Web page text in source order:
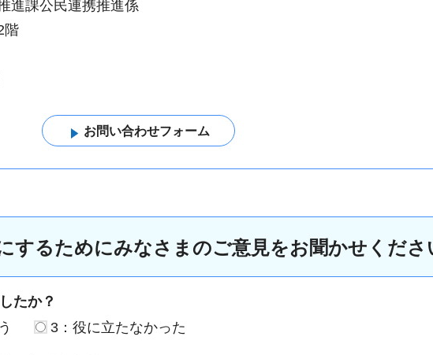
進課公民連携推進係
階
するためにみなさまのご意見をお聞かせくださ
たか？
3：役に立たなかった